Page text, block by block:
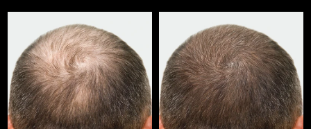
PEACH™ Cooling Prep Gel
Cooling IPL hair removal gel
ESPADA™ Blemish Solution
Concentrated acne gel
ESPADA™ 设备
All acne treatment devices
眼部护肤
Advanced eye care treatment
眼部护理设备
All revitalizing eye massagers
KIWI™
Blackhead remover
KIWI™ 皮肤护理
FLIP™ play advanced
LED light hairbrush
LUNA™ Dual-Peptide Scalp
牙齿美白
issa™ Teeth Whitening Set
Dual LED + sonic device & 18% PAP gel
更多的
冰岛
印度尼西亚 预计送达日期8/8/26
爱尔兰 预计送达日期8/10/26
马恩岛 预计送达日期8/12/26